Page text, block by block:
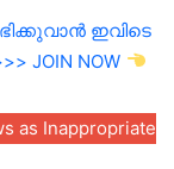
ഇവിടെ
JOIN NOW
as Inappropriate